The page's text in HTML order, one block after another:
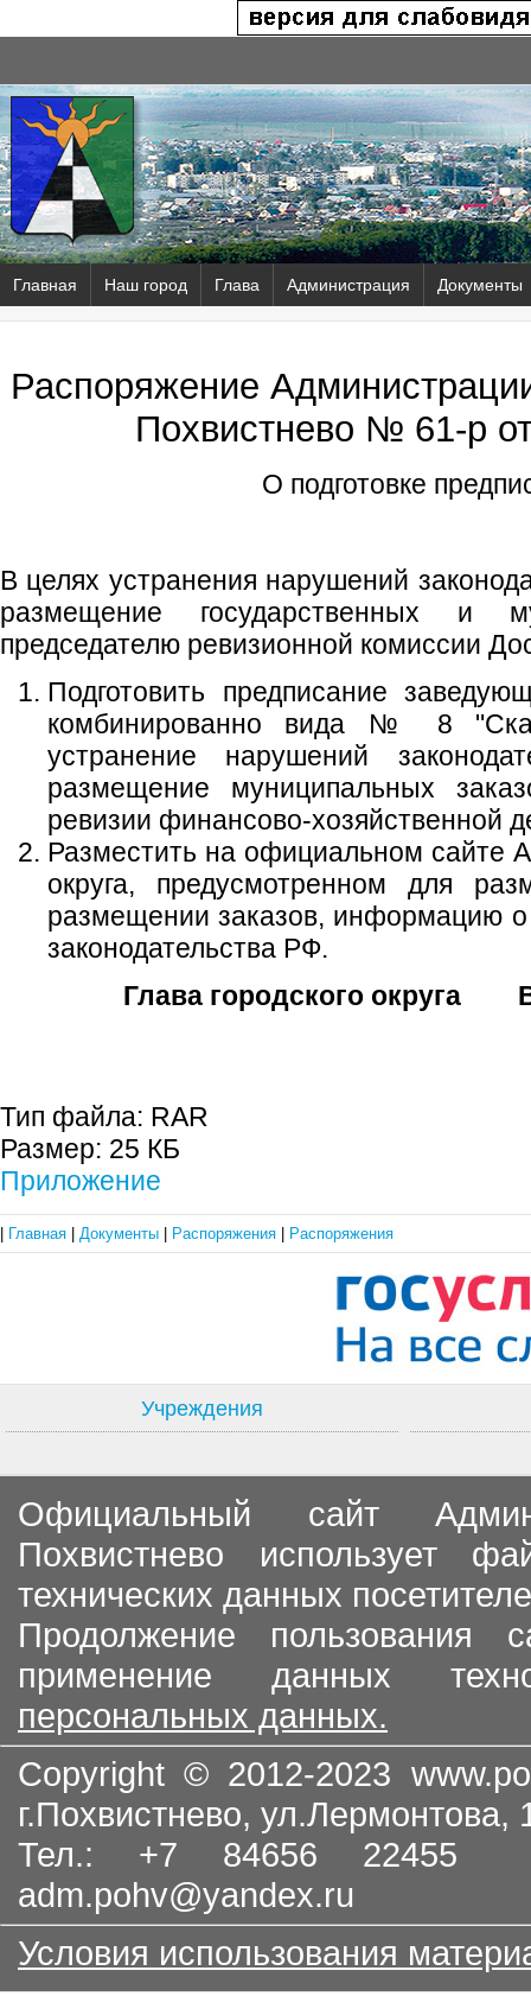
Главная Наш город Глава Администрация Документы
Распоряжение Администрации
Похвистнево № 61-р
О подготовке
В целях устранения нарушений
размещение государственных и
председателю ревизионной комиссии
Подготовить предписание
комбинированно вида № 8
устранение нарушений
размещение муниципальных
ревизии финансово-хозяйственной
Разместить на официальном сайте
округа, предусмотренном для
размещении заказов, информацию
законодательства РФ.
Глава городского округа
Тип файла: RAR
Размер: 25 КБ
Приложение
Главная Документы Распоряжения Распоряжения
Учреждения
Официальный сайт
Похвистнево использует
технических данных
Продолжение пользования
применение данных
персональных данных.
Copyright © 2012-2023
г.Похвистнево, ул.Лермонтова,
Тел.: +7 84656
adm.pohv@yandex.ru
Условия использования